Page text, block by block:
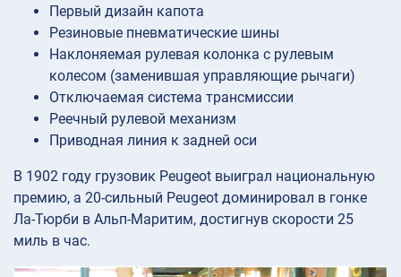
Первый дизайн капота
Резиновые пневматические шины
Наклоняемая рулевая колонка с рулевым
колесом (заменившая управляющие рычаги)
Отключаемая система трансмиссии
Реечный рулевой механизм
Приводная линия к задней оси
В 1902 году грузовик Peugeot выиграл национальную
премию, а 20-сильный Peugeot доминировал в гонке
Ла-Тюрби в Альп-Маритим, достигнув скорости 25
миль в час.